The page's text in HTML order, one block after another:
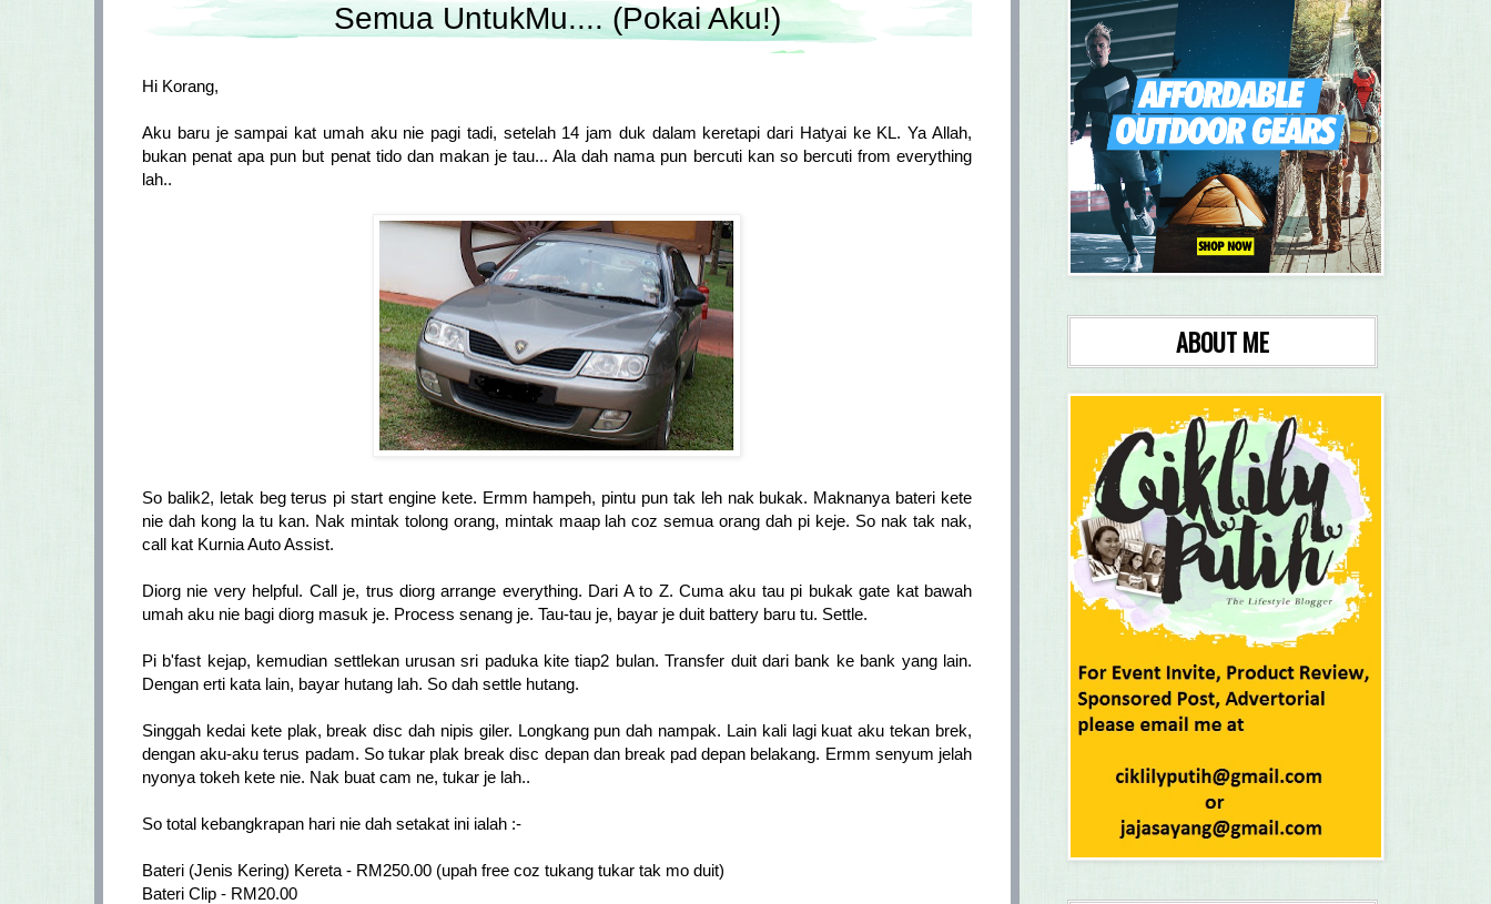
Semua UntukMu.... (Pokai Aku!)
Hi Korang,
Aku baru je sampai kat umah aku nie pagi tadi, setelah 14 jam duk dalam keretapi dari Hatyai ke KL. Ya Allah,
bukan penat apa pun but penat tido dan makan je tau... Ala dah nama pun bercuti kan so bercuti from everything
lah..
So balik2, letak beg terus pi start engine kete. Ermm hampeh, pintu pun tak leh nak bukak. Maknanya bateri kete
nie dah kong la tu kan. Nak mintak tolong orang, mintak maap lah coz semua orang dah pi keje. So nak tak nak,
call kat Kurnia Auto Assist.
Diorg nie very helpful. Call je, trus diorg arrange everything. Dari A to Z. Cuma aku tau pi bukak gate kat bawah
umah aku nie bagi diorg masuk je. Process senang je. Tau-tau je, bayar je duit battery baru tu. Settle.
Pi b'fast kejap, kemudian settlekan urusan sri paduka kite tiap2 bulan. Transfer duit dari bank ke bank yang lain.
Dengan erti kata lain, bayar hutang lah. So dah settle hutang.
Singgah kedai kete plak, break disc dah nipis giler. Longkang pun dah nampak. Lain kali lagi kuat aku tekan brek,
dengan aku-aku terus padam. So tukar plak break disc depan dan break pad depan belakang. Ermm senyum jelah
nyonya tokeh kete nie. Nak buat cam ne, tukar je lah..
So total kebangkrapan hari nie dah setakat ini ialah :-
Bateri (Jenis Kering) Kereta - RM250.00 (upah free coz tukang tukar tak mo duit)
Bateri Clip - RM20.00
ABOUT ME